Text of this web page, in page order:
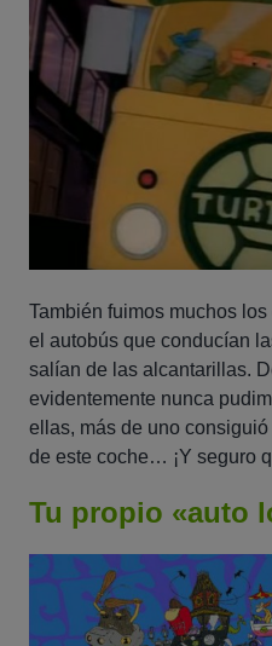
También fuimos muchos
el autobús que conducían
salían de las alcantarillas.
evidentemente nunca
ellas, más de uno
de este coche… ¡Y seguro
Tu propio «auto